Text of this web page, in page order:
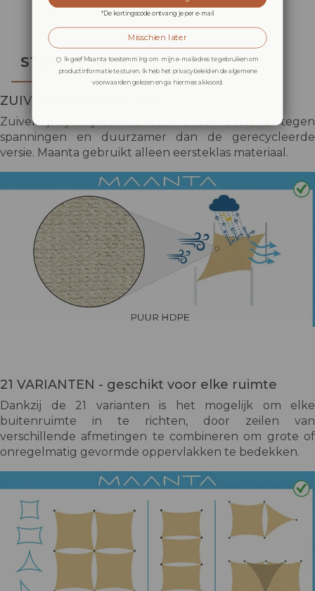
STERKE PUNTEN
ZUIVER POLYETHYLEEN
Zuiver polyethyleen is veel beter bestand tegen
spanningen en duurzamer dan de gerecycleerde
versie. Maanta gebruikt alleen eersteklas materiaal.
21 VARIANTEN - geschikt voor elke ruimte
Dankzij de 21 varianten is het mogelijk om elke
buitenruimte in te richten, door zeilen van
verschillende afmetingen te combineren om grote of
onregelmatig gevormde oppervlakken te bedekken.
*De kortingscode ontvang je per e-mail
Misschien later
Ik geef Maanta toestemming om mijn e-mailadres te gebruiken om
productinformatie te sturen. Ik heb het privacybeleid en de algemene
voorwaarden gelezen en ga hiermee akkoord.